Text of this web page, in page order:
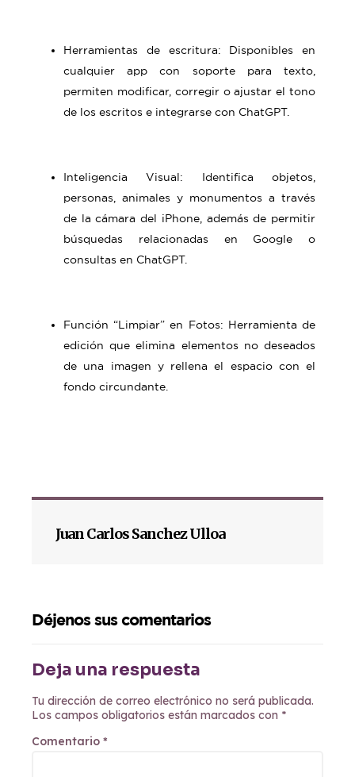
Herramientas de escritura: Disponibles en
cualquier app con soporte para texto,
permiten modificar, corregir o ajustar el tono
de los escritos e integrarse con ChatGPT.
Inteligencia Visual: Identifica objetos,
personas, animales y monumentos a través
de la cámara del iPhone, además de permitir
búsquedas relacionadas en Google o
consultas en ChatGPT.
Función “Limpiar” en Fotos: Herramienta de
edición que elimina elementos no deseados
de una imagen y rellena el espacio con el
fondo circundante.
Juan Carlos Sanchez Ulloa
Déjenos sus comentarios
Deja una respuesta
Tu dirección de correo electrónico no será publicada.
Los campos obligatorios están marcados con *
Comentario *